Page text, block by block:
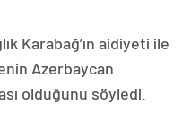
Karabağ’ın aidiyeti ile
Azerbaycan
olduğunu söyledi.